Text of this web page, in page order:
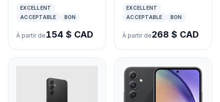
EXCELLENT
ACCEPTABLE
BON
À partir de154 $ CAD
EXCELLENT
ACCEPTABLE
BON
À partir de268 $ CAD